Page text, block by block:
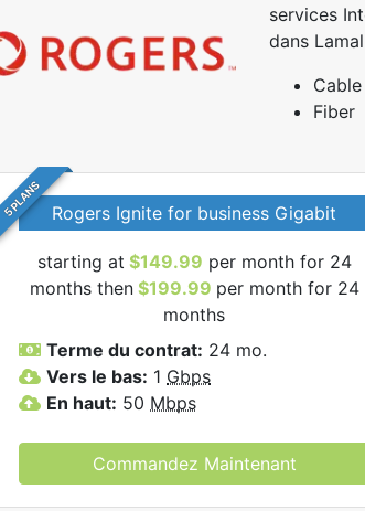
services
dans
Cable
Fiber
5 PLANS Rogers Ignite for business Gigabit
starting at $149.99 per month for 24
months then$199.99 per month for 24
months
Terme du contrat: 24 mo.
Vers le bas: 1 Gbps
En haut: 50 Mbps
Commandez Maintenant